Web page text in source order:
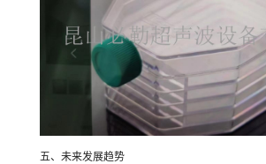
五、未来发展趋势